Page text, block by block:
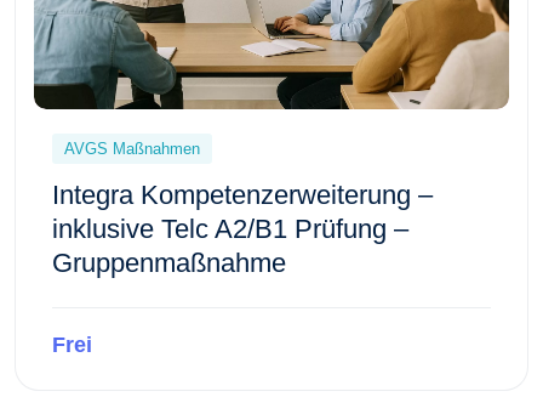
AVGS Maßnahmen
Integra Kompetenzerweiterung –
inklusive Telc A2/B1 Prüfung –
Gruppenmaßnahme
Frei